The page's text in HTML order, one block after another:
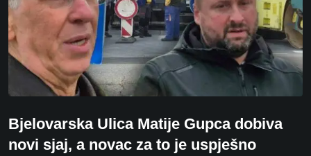
Bjelovarska Ulica Matije Gupca dobiva
novi sjaj, a novac za to je uspješno